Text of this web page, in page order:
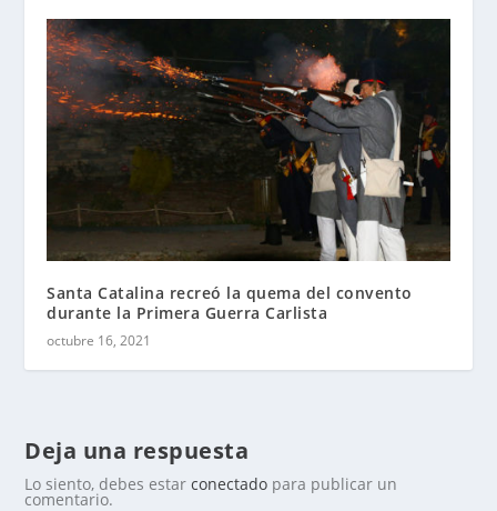
Santa Catalina recreó la quema del convento
durante la Primera Guerra Carlista
octubre 16, 2021
Deja una respuesta
Lo siento, debes estarconectado para publicar un
comentario.